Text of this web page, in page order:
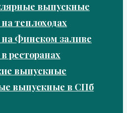
выпускные
теплоходах
Финском заливе
ресторанах
выпускные
выпускные в СПб